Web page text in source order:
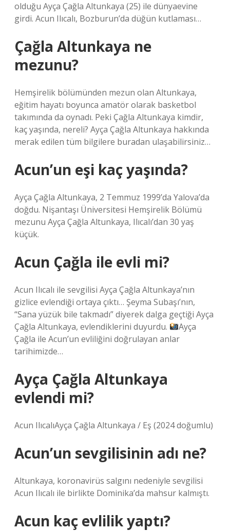
olduğu Ayça Çağla Altunkaya (25) ile dünyaevine
girdi. Acun Ilıcalı, Bozburun’da düğün kutlaması…
Çağla Altunkaya ne
mezunu?
Hemşirelik bölümünden mezun olan Altunkaya,
eğitim hayatı boyunca amatör olarak basketbol
takımında da oynadı. Peki Çağla Altunkaya kimdir,
kaç yaşında, nereli? Ayça Çağla Altunkaya hakkında
merak edilen tüm bilgilere buradan ulaşabilirsiniz…
Acun’un eşi kaç yaşında?
Ayça Çağla Altunkaya, 2 Temmuz 1999’da Yalova’da
doğdu. Nişantaşı Üniversitesi Hemşirelik Bölümü
mezunu Ayça Çağla Altunkaya, Ilıcalı’dan 30 yaş
küçük.
Acun Çağla ile evli mi?
Acun Ilıcalı ile sevgilisi Ayça Çağla Altunkaya’nın
gizlice evlendiği ortaya çıktı… Şeyma Subaşı’nın,
“Sana yüzük bile takmadı” diyerek dalga geçtiği Ayça
Çağla Altunkaya, evlendiklerini duyurdu.
Ayça
Çağla ile Acun’un evliliğini doğrulayan anlar
tarihimizde…
Ayça Çağla Altunkaya
evlendi mi?
Acun IlıcalıAyça Çağla Altunkaya / Eş (2024 doğumlu)
Acun’un sevgilisinin adı ne?
Altunkaya, koronavirüs salgını nedeniyle sevgilisi
Acun Ilıcalı ile birlikte Dominika’da mahsur kalmıştı.
Acun kaç evlilik yaptı?